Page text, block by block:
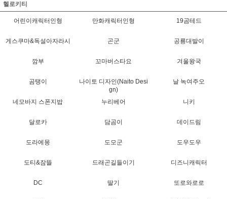
헬로키티
어린이캐릭터인형 만화캐릭터인형 19곰테드
게스쿠마&독설아자라시 곤군 공룡대발이
깜부 꼬마버스타요 겨울왕국
곰탱이
나이토 디자인(Naito Desi
gn)
날 녹여주오
네모바지 스폰지밥 누리베어 니키
달로카 담곰이 데이드림
도라에몽 도모군 도우도우
도티&잠뜰 드래곤길들이기 디즈니캐릭터
DC 딸기 또로와로로